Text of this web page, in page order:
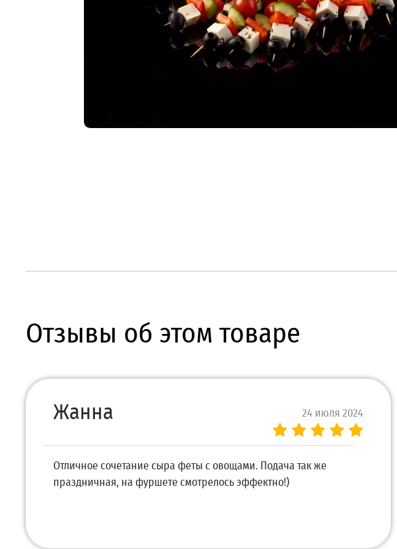
Отзывы об этом товаре
Жанна 24 июля 2024
Отличное сочетание сыра феты с овощами. Подача так же
праздничная, на фуршете смотрелось эффектно!)